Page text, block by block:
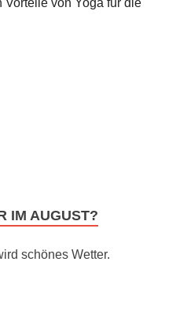
Vorteile von Yoga für die
IM AUGUST?
schönes Wetter.